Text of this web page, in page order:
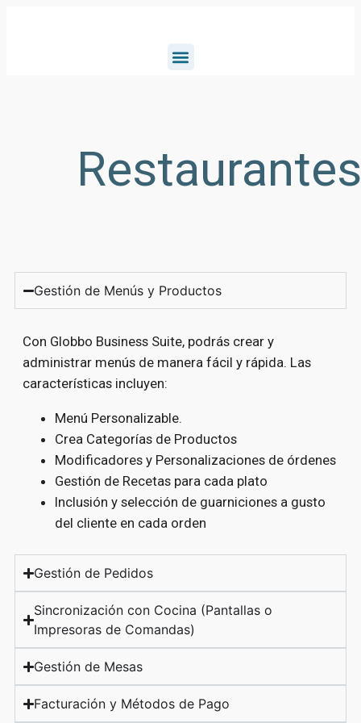
Restaurantes
Gestión de Menús y Productos
Con Globbo Business Suite, podrás crear y
administrar menús de manera fácil y rápida. Las
características incluyen:
Menú Personalizable.
Crea Categorías de Productos
Modificadores y Personalizaciones de órdenes
Gestión de Recetas para cada plato
Inclusión y selección de guarniciones a gusto
del cliente en cada orden
Gestión de Pedidos
Sincronización con Cocina (Pantallas o
Impresoras de Comandas)
Gestión de Mesas
Facturación y Métodos de Pago